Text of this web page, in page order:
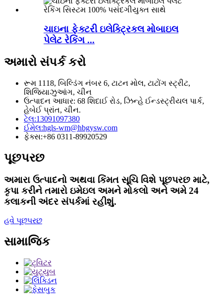
ચાઇના ફેક્ટરી ઇલેક્ટ્રિકલ મોબાઇલ
પેલેટ રેકિંગ ...
અમારો સંપર્ક કરો
રૂમ 1118, બિલ્ડિંગ નંબર 6, ટાટન મોલ, ટાટોંગ સ્ટ્રીટ,
શિજિયાઝુઆંગ, ચીન
ઉત્પાદન આધાર: 68 શિદાઈ રોડ, ઝિન્હે ઈન્ડસ્ટ્રીયલ પાર્ક,
હેબેઈ પ્રાંત, ચીન.
ટેલ:13091097380
ઈમેલ:hgls-wm@hbgysw.com
ફેક્સ:+86 0311-89920529
પૂછપરછ
અમારા ઉત્પાદનો અથવા કિંમત સૂચિ વિશે પૂછપરછ માટે,
કૃપા કરીને તમારો ઇમેઇલ અમને મોકલો અને અમે 24
કલાકની અંદર સંપર્કમાં રહીશું.
હવે પૂછપરછ
સામાજિક